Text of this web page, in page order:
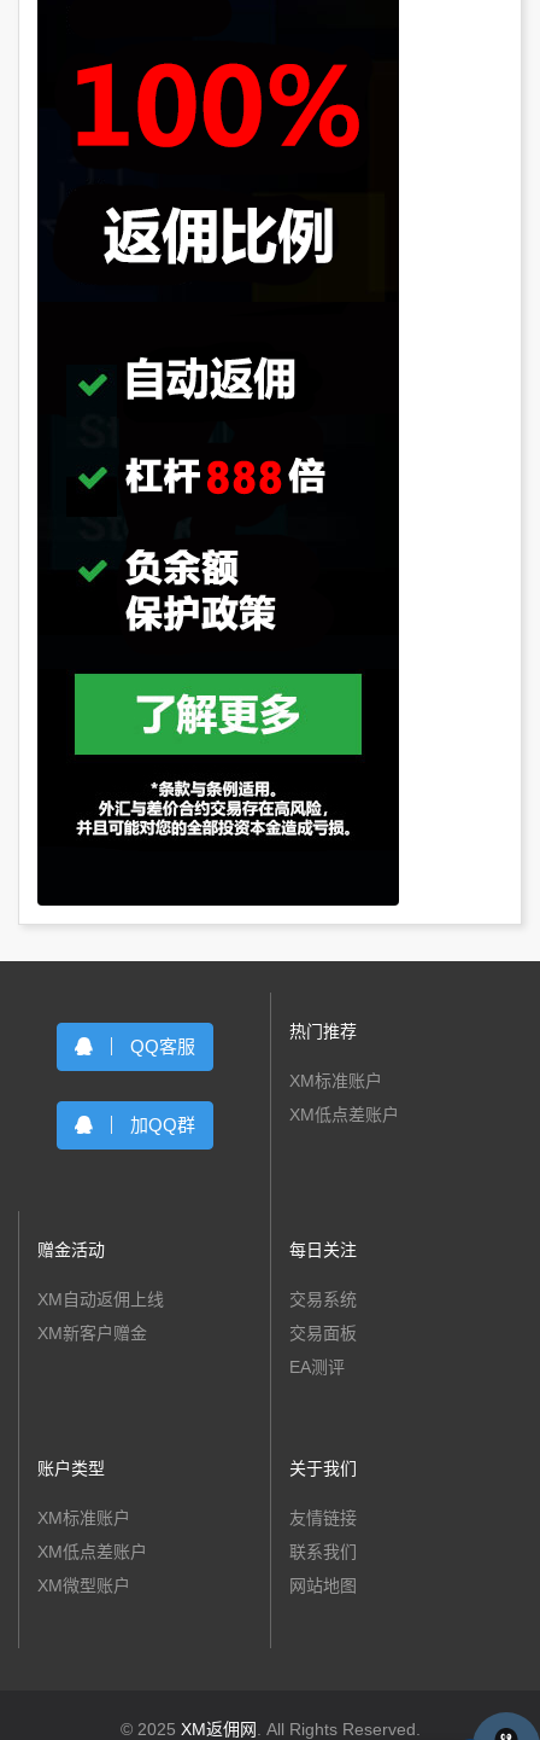
QQ客服
加QQ群
热门推荐
XM标准账户
XM低点差账户
赠金活动
XM自动返佣上线
XM新客户赠金
每日关注
交易系统
交易面板
EA测评
账户类型
XM标准账户
XM低点差账户
XM微型账户
关于我们
友情链接
联系我们
网站地图
© 2025 XM返佣网 . All Rights Reserved.